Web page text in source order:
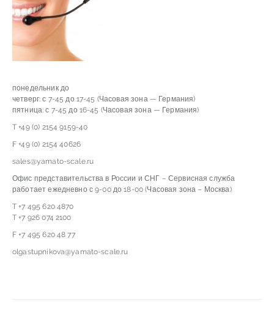
понедельник до
четверг: с 7-45 до 17-45 (Часовая зона — Германия)
пятница: с 7-45 до 16-45 (Часовая зона — Германия)
T +49 (0) 2154 9159-40
F +49 (0) 2154 40626
sales@yamato-scale.ru
Офис представительства в России и СНГ – Сервисная служба
работает ежедневно с 9-00 до 18-00 (Часовая зона – Москва)
T +7 495 620 4870
T +7 926 074 2100
F +7 495 620 48 77
olgastupnikova@yamato-scale.ru